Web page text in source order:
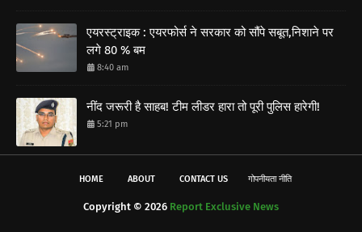
एयरस्ट्राइक : एयरफोर्स ने सरकार को सौंपे सबूत,निशाने पर
लगे 80 % बम
8:40 am
नींद जरूरी है साहब! टीम लीडर हारा तो पूरी पुलिस हारेगी!
5:21 pm
HOME ABOUT CONTACT US गोपनीयता नीति
Copyright © 2026 Report Exclusive News